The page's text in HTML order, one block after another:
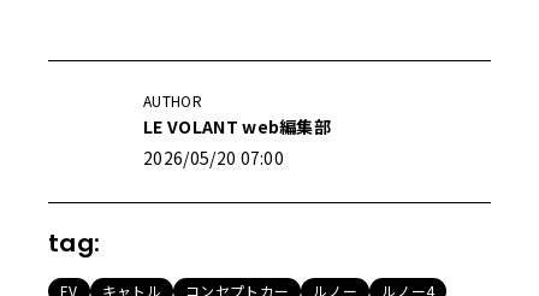
AUTHOR
LE VOLANT web編集部
2026/05/20 07:00
tag:
EV キャトル コンセプトカー ルノー ルノー4